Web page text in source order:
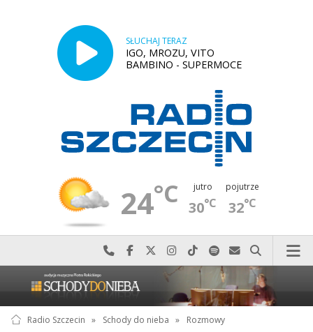
SŁUCHAJ TERAZ
IGO, MROZU, VITO
BAMBINO - SUPERMOCE
24°C jutro
30°C
pojutrze
32°C
Najlepiej po prostu do nas zadzwoń
Odwiedź nas na Facebook-u
Odwiedź nas na X
Odwiedź nas na Instagram-ie
Odwiedź nas na TikTok-u
Szukaj nas na Spotify
Wyślij do nas
Szukaj
Radio Szczecin » Schody do nieba » Rozmowy